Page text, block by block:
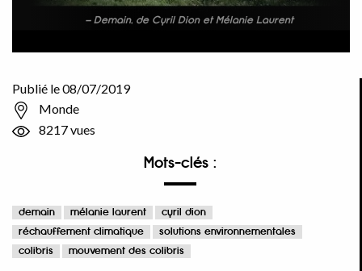
Demain, de Cyril Dion et Mélanie Laurent
Publié le 08/07/2019
Monde
8217 vues
Mots-clés :
demain mélanie laurent
cyril dion
réchauffement climatique
solutions environnementales
colibris
mouvement des colibris